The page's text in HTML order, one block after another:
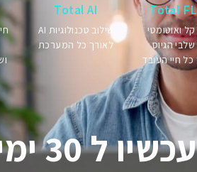
Total
קל ואוטומטי
הגיוס
כל חיי העובד
Total AI
שילוב טכנולוגיות AI
לאורך כל המערכת
נסיון חינם!